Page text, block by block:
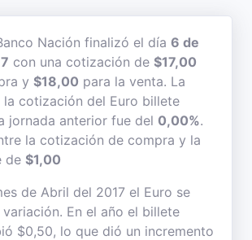
Nación finalizó el día 6 de
con una cotización de $17,00
y $18,00 para la venta. La
la cotización del Euro billete
jornada anterior fue del 0,00%.
la cotización de compra y la
de $1,00
de Abril del 2017 el Euro se
En el año el billete
$0,50, lo que dió un incremento